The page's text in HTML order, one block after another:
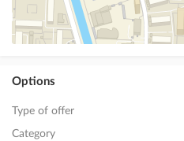
Options
Type of offer
Category